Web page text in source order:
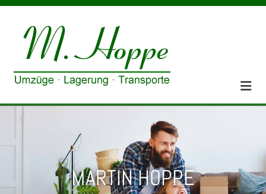
Zum Inhalt springen
MARTIN HOPPE